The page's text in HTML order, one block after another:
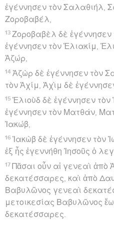
ἐγέννησεν τὸν Σαλαθιήλ,
Ζοροβαβέλ,
13 Ζοροβαβὲλ δὲ ἐγέννησεν
ἐγέννησεν τὸν Ἐλιακίμ,
Ἀζώρ,
14 Ἀζὼρ δὲ ἐγέννησεν τὸν
τὸν Ἀχίμ, Ἀχὶμ δὲ
15 Ἐλιοὺδ δὲ ἐγέννησεν
ἐγέννησεν τὸν Ματθάν,
Ἰακώβ,
16 Ἰακὼβ δὲ ἐγέννησεν τὸν
ἐξ ἧς ἐγεννήθη Ἰησοῦς ὁ
17 Πᾶσαι οὖν αἱ γενεαὶ
δεκατέσσαρες, καὶ ἀπὸ
Βαβυλῶνος γενεαὶ
μετοικεσίας Βαβυλῶνος
δεκατέσσαρες.